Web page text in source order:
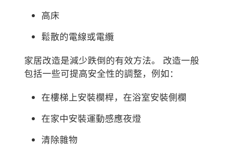
高床
鬆散的電線或電纜
家居改造是減少跌倒的有效方法。 改造一般
包括一些可提高安全性的調整，例如：
在樓梯上安裝欄桿，在浴室安裝側欄
在家中安裝運動感應夜燈
清除雜物